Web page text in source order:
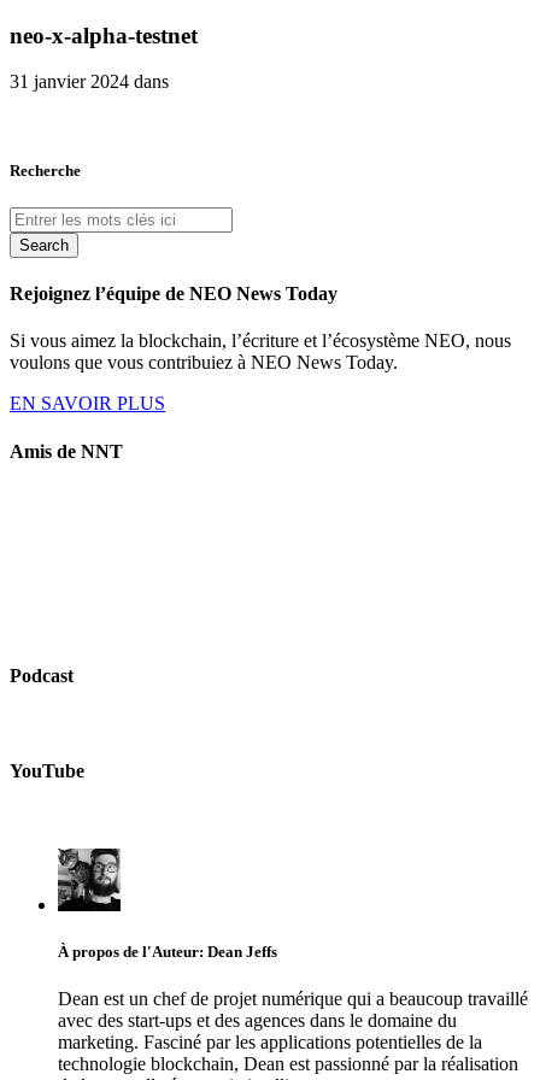
neo-x-alpha-testnet
31 janvier 2024 dans
Recherche
Search
Rejoignez l’équipe de NEO News Today
Si vous aimez la blockchain, l’écriture et l’écosystème NEO, nous
voulons que vous contribuiez à NEO News Today.
EN SAVOIR PLUS
Amis de NNT
Podcast
YouTube
À propos de l'Auteur: Dean Jeffs
Dean est un chef de projet numérique qui a beaucoup travaillé
avec des start-ups et des agences dans le domaine du
marketing. Fasciné par les applications potentielles de la
technologie blockchain, Dean est passionné par la réalisation